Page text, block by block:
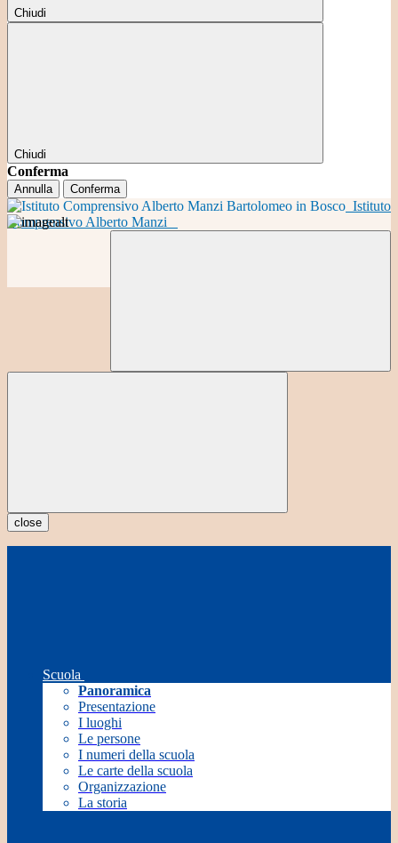
Chiudi
Chiudi
Conferma
Annulla Conferma
Istituto
Comprensivo Alberto Manzi
close
Scuola
Panoramica
Presentazione
I luoghi
Le persone
I numeri della scuola
Le carte della scuola
Organizzazione
La storia